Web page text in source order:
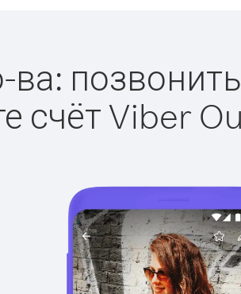
счёт Viber